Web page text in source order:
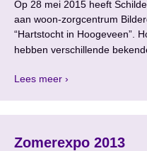
Op 28 mei 2015 heeft
aan woon-zorgcentrum
“Hartstocht in Hoogeveen”.
hebben verschillende
Lees meer ›
Zomerexpo 2013